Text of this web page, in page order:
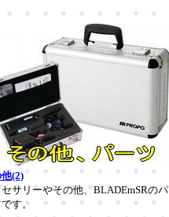
(2)
サリーやその他、BLADEmSRのパ
す。